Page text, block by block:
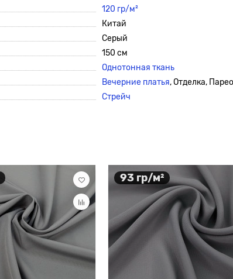
120 гр/м²
Китай
Серый
150 см
Однотонная ткань
Вечерние платья, Отделка, Парео
Стрейч
93 гр/м²